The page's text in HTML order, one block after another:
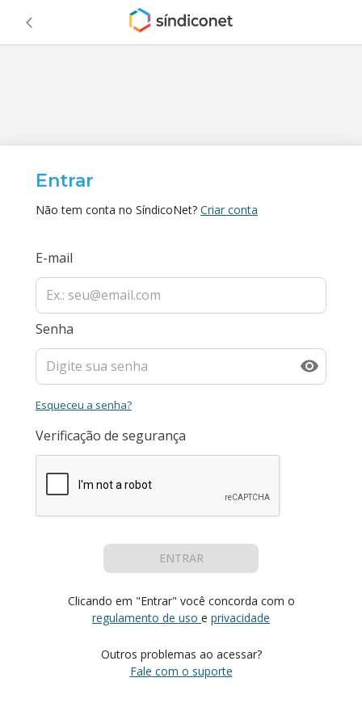
Entrar
Não tem conta no SíndicoNet? Criar conta
E-mail
Senha
Esqueceu a senha?
Verificação de segurança
ENTRAR
Clicando em "Entrar" você concorda com o
regulamento de uso e privacidade
Outros problemas ao acessar?
Fale com o suporte